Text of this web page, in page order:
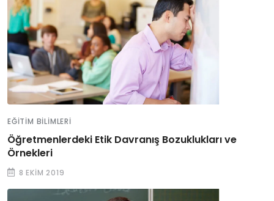
EĞITIM BILIMLERI
Öğretmenlerdeki Etik Davranış Bozuklukları ve
Örnekleri
8 EKIM 2019